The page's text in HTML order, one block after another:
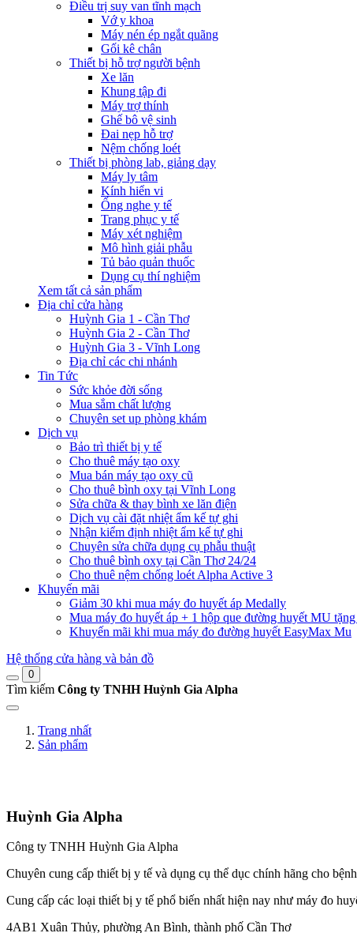
Điều trị suy van tĩnh mạch
Vớ y khoa
Máy nén ép ngắt quãng
Gối kê chân
Thiết bị hỗ trợ người bệnh
Xe lăn
Khung tập đi
Máy trợ thính
Ghế bô vệ sinh
Đai nẹp hỗ trợ
Nệm chống loét
Thiết bị phòng lab, giảng dạy
Máy ly tâm
Kính hiển vi
Ống nghe y tế
Trang phục y tế
Máy xét nghiệm
Mô hình giải phẫu
Tủ bảo quản thuốc
Dụng cụ thí nghiệm
Xem tất cả sản phẩm
Địa chỉ cửa hàng
Huỳnh Gia 1 - Cần Thơ
Huỳnh Gia 2 - Cần Thơ
Huỳnh Gia 3 - Vĩnh Long
Địa chỉ các chi nhánh
Tin Tức
Sức khỏe đời sống
Mua sắm chất lượng
Chuyên set up phòng khám
Dịch vụ
Bảo trì thiết bị y tế
Cho thuê máy tạo oxy
Mua bán máy tạo oxy cũ
Cho thuê bình oxy tại Vĩnh Long
Sửa chữa & thay bình xe lăn điện
Dịch vụ cài đặt nhiệt ẩm kế tự ghi
Nhận kiểm định nhiệt ẩm kế tự ghi
Chuyên sửa chữa dụng cụ phẫu thuật
Cho thuê bình oxy tại Cần Thơ 24/24
Cho thuê nệm chống loét Alpha Active 3
Khuyến mãi
Giảm 30 khi mua máy đo huyết áp Medally
Mua máy đo huyết áp + 1 hộp que đường huyết MU
Khuyến mãi khi mua máy đo đường huyết EasyMax Mu
Hệ thống cửa hàng và bản đồ
0
Tìm kiếm Công ty TNHH Huỳnh Gia Alpha
Trang nhất
Sản phẩm
Huỳnh Gia Alpha
Công ty TNHH Huỳnh Gia Alpha
Chuyên cung cấp thiết bị y tế và dụng cụ thể dục chính hãng cho
Cung cấp các loại thiết bị y tế phổ biến nhất hiện nay như máy đo
4AB1 Xuân Thủy, phường An Bình, thành phố Cần Thơ